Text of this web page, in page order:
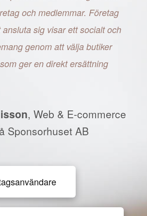
och medlemmar. Företag
sig visar ett socialt och
genom att välja butiker
ger en direkt ersättning
, Web & E-commerce
Sponsorhuset AB